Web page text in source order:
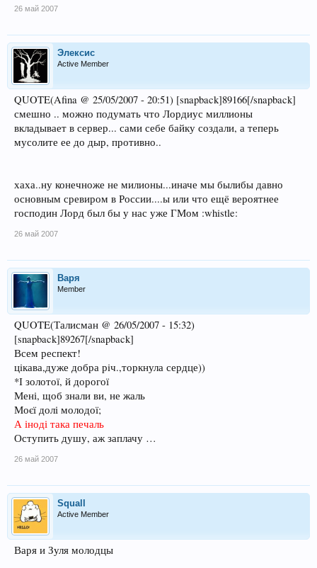
26 май 2007
Элексис
Active Member
QUOTE(Afina @ 25/05/2007 - 20:51) [snapback]89166[/snapback]
смешно .. можно подумать что Лордиус миллионы
вкладывает в сервер... сами себе байку создали, а теперь
мусолите ее до дыр, противно..
хаха..ну конечноже не милионы...иначе мы былибы давно
основным сревиром в России....ы или что ещё вероятнее
господин Лорд был бы у нас уже ГМом :whistle:
26 май 2007
Варя
Member
QUOTE(Талисман @ 26/05/2007 - 15:32)
[snapback]89267[/snapback]
Всем респект!
цiкава,дуже добра рiч.,торкнула сердце))
*І золотої, й дорогої
Мені, щоб знали ви, не жаль
Моєї долі молодої;
А іноді така печаль
Оступить душу, аж заплачу …
26 май 2007
Squall
Active Member
Варя и Зуля молодцы